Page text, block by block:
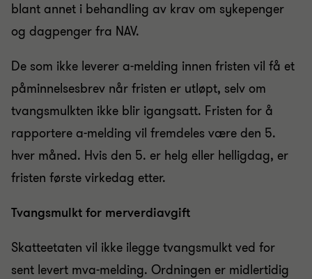
blant annet i behandling av krav om sykepenger
og dagpenger fra NAV.
De som ikke leverer a-melding innen fristen vil få et
påminnelsesbrev når fristen er utløpt, selv om
tvangsmulkten ikke blir igangsatt. Fristen for å
rapportere a-melding vil fremdeles være den 5.
hver måned. Hvis den 5. er helg eller helligdag, er
fristen første virkedag etter.
Tvangsmulkt for merverdiavgift
Skatteetaten vil ikke ilegge tvangsmulkt ved for
sent levert mva-melding. Ordningen er midlertidig